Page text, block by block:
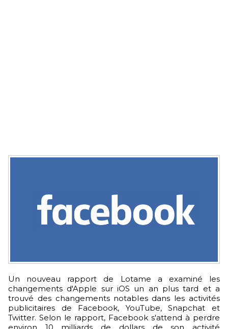
Un nouveau rapport de Lotame a examiné les
changements d'Apple sur iOS un an plus tard et a
trouvé des changements notables dans les activités
publicitaires de Facebook, YouTube, Snapchat et
Twitter. Selon le rapport, Facebook s'attend à perdre